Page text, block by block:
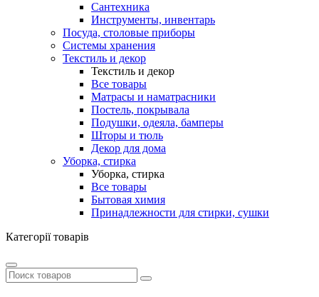
Сантехника
Инструменты, инвентарь
Посуда, столовые приборы
Системы хранения
Текстиль и декор
Текстиль и декор
Все товары
Матрасы и наматрасники
Постель, покрывала
Подушки, одеяла, бамперы
Шторы и тюль
Декор для дома
Уборка, стирка
Уборка, стирка
Все товары
Бытовая химия
Принадлежности для стирки, сушки
Категорії товарів